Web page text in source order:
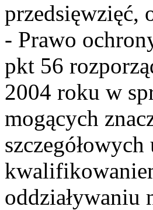
przedsięwzięć,
- Prawo
pkt 56
2004 roku w
mogących
oddziaływaniu